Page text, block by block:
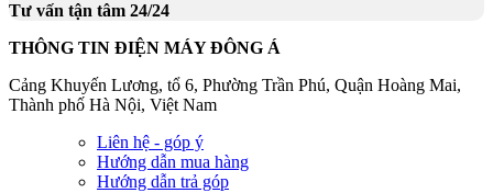
Tư vấn tận tâm 24/24
THÔNG TIN ĐIỆN MÁY ĐÔNG Á
Cảng Khuyến Lương, tổ 6, Phường Trần Phú, Quận Hoàng Mai,
Thành phố Hà Nội, Việt Nam
Liên hệ - góp ý
Hướng dẫn mua hàng
Hướng dẫn trả góp